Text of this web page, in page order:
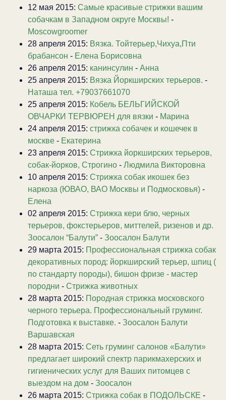
12 мая 2015: Самые красивые стрижки вашим
собачкам в Западном округе Москвы! -
Moscowgroomer
28 апреля 2015: Вязка. Тойтерьер,Чихуа,Пти
брабансон - Елена Борисовна
26 апреля 2015: канинсулин - Анна
25 апреля 2015: Вязка Йоркширских терьеров. -
Наташа тел. +79037661070
25 апреля 2015: Кобель БЕЛЬГИЙСКОЙ
ОВЧАРКИ ТЕРВЮРЕН для вязки - Марина
24 апреля 2015: стрижка собачек и кошечек в
москве - Екатерина
23 апреля 2015: Стрижка йоркширских терьеров,
собак-йорков, Строгино - Людмила Викторовна
10 апреля 2015: Стрижка собак икошек без
наркоза (ЮВАО, ВАО Москвы и Подмосковья) -
Елена
02 апреля 2015: Стрижка кери блю, черных
терьеров, фокстерьеров, миттелей, ризенов и др.
Зоосалон “Балути” - Зоосалон Балути
29 марта 2015: Профессиональная стрижка собак
декоративных пород: йоркширский терьер, шпиц (
по стандарту породы), бишон фризе - мастер
породни - Стрижка животных
28 марта 2015: Породная стрижка московского
черного терьера. Профессиональный груминг.
Подготовка к выставке. - Зоосалон Балути
Варшавская
28 марта 2015: Сеть груминг салонов «Балути»
предлагает широкий спектр парикмахерских и
гигиенических услуг для Ваших питомцев с
выездом на дом - Зоосалон
26 марта 2015: Стрижка собак в ПОДОЛЬСКЕ -